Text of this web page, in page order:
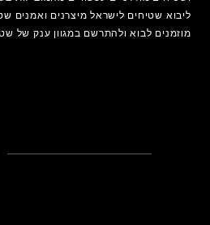
ליבוא שטיחים לישראל מיצרנים ואמנים
מוזמנים לבוא ולהתרשם במגוון ענק של